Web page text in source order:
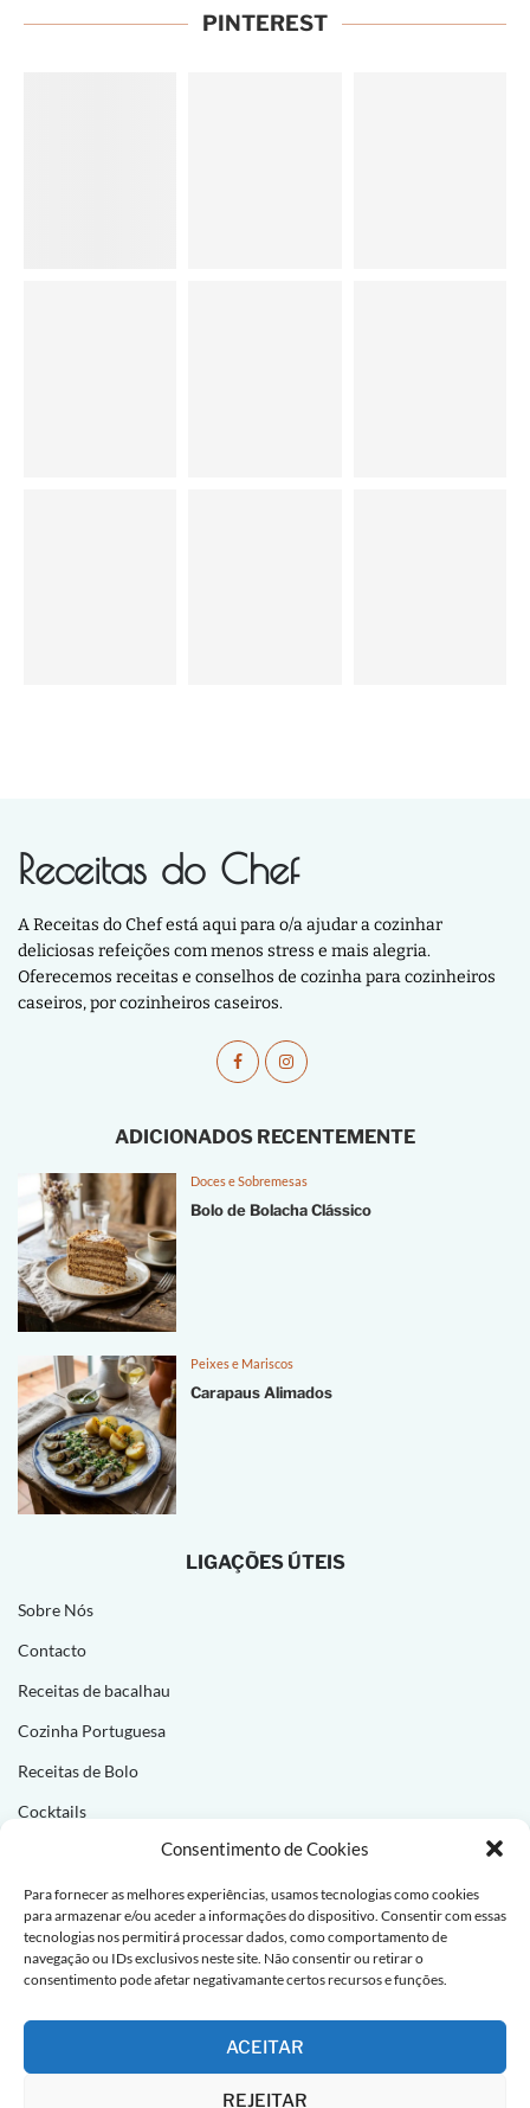
Consentimento de Cookies
Para fornecer as melhores experiências, usamos tecnologias como cookies
para armazenar e/ou aceder a informações do dispositivo. Consentir com essas
tecnologias nos permitirá processar dados, como comportamento de
navegação ou IDs exclusivos neste site. Não consentir ou retirar o
consentimento pode afetar negativamante certos recursos e funções.
ACEITAR
REJEITAR
PINTEREST
Receitas do Chef
A Receitas do Chef está aqui para o/a ajudar a cozinhar
deliciosas refeições com menos stress e mais alegria.
Oferecemos receitas e conselhos de cozinha para cozinheiros
caseiros, por cozinheiros caseiros.
ADICIONADOS RECENTEMENTE
Doces e Sobremesas
Bolo de Bolacha Clássico
Peixes e Mariscos
Carapaus Alimados
LIGAÇÕES ÚTEIS
Sobre Nós
Contacto
Receitas de bacalhau
Cozinha Portuguesa
Receitas de Bolo
Cocktails
Subscreva e receba novas receitas todas as semanas!